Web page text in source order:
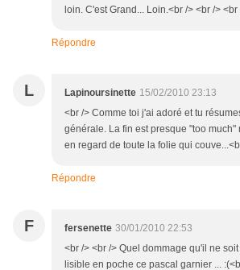
loin. C'est Grand... Loin.<br /> <br /> <br
Répondre
L Lapinoursinette 15/02/2010 23:13
<br /> Comme toi j'ai adoré et tu
générale. La fin est presque "too
en regard de toute la folie qui
Répondre
F fersenette 30/01/2010 22:53
<br /> <br /> Quel dommage qu'il ne
lisible en poche ce pascal garnier ...